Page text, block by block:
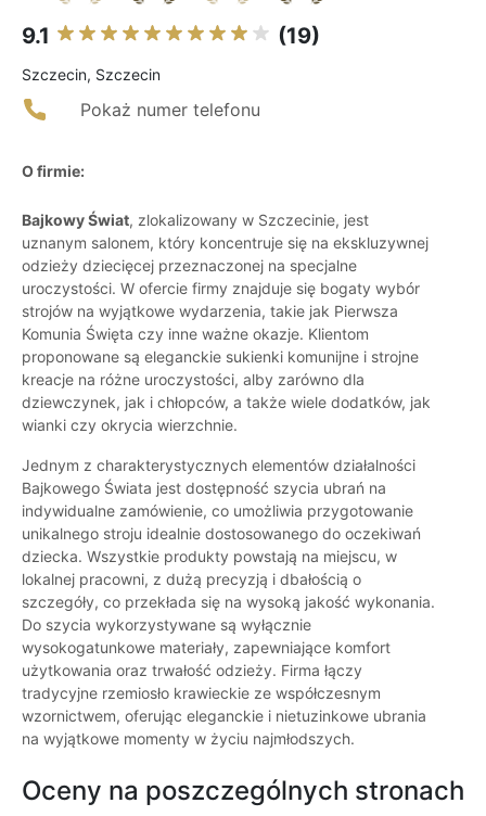
9.1 (19)
Szczecin, Szczecin
Pokaż numer telefonu
O firmie:
Bajkowy Świat, zlokalizowany w Szczecinie, jest
uznanym salonem, który koncentruje się na ekskluzywnej
odzieży dziecięcej przeznaczonej na specjalne
uroczystości. W ofercie firmy znajduje się bogaty wybór
strojów na wyjątkowe wydarzenia, takie jak Pierwsza
Komunia Święta czy inne ważne okazje. Klientom
proponowane są eleganckie sukienki komunijne i strojne
kreacje na różne uroczystości, alby zarówno dla
dziewczynek, jak i chłopców, a także wiele dodatków, jak
wianki czy okrycia wierzchnie.
Jednym z charakterystycznych elementów działalności
Bajkowego Świata jest dostępność szycia ubrań na
indywidualne zamówienie, co umożliwia przygotowanie
unikalnego stroju idealnie dostosowanego do oczekiwań
dziecka. Wszystkie produkty powstają na miejscu, w
lokalnej pracowni, z dużą precyzją i dbałością o
szczegóły, co przekłada się na wysoką jakość wykonania.
Do szycia wykorzystywane są wyłącznie
wysokogatunkowe materiały, zapewniające komfort
użytkowania oraz trwałość odzieży. Firma łączy
tradycyjne rzemiosło krawieckie ze współczesnym
wzornictwem, oferując eleganckie i nietuzinkowe ubrania
na wyjątkowe momenty w życiu najmłodszych.
Oceny na poszczególnych stronach